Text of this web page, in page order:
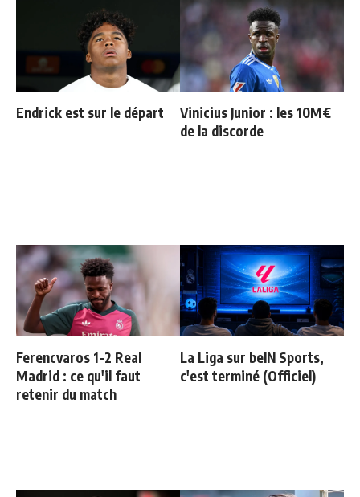
Endrick est sur le départ
Vinicius Junior : les 10M€
de la discorde
Ferencvaros 1-2 Real
Madrid : ce qu'il faut
retenir du match
La Liga sur beIN Sports,
c'est terminé (Officiel)